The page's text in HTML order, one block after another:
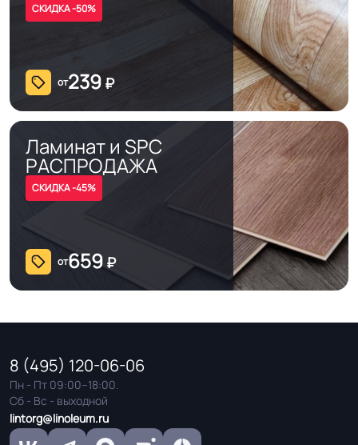
СКИДКА -50%
от239 ₽
Ламинат и SPC
РАСПРОДАЖА
СКИДКА -45%
от659 ₽
8 (495) 120-06-06
Пн - Пт 09:00–18:00.
Сб - Вс - выходной
lintorg@linoleum.ru